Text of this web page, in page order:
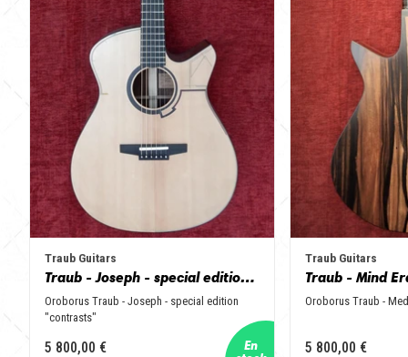
Traub Guitars
Traub - Joseph - special edition "contrasts"
Oroborus Traub - Joseph - special edition
"contrasts"
5 800,00 €
Traub Guitars
Traub - Mind
Oroborus Traub -
5 800,00 €